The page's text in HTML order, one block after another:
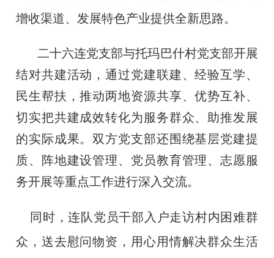
增收渠道、发展特色产业提供全新思路。
二十六连党支部与托玛巴什村党支部开展
结对共建活动，通过党建联建、经验互学、
民生帮扶，推动两地资源共享、优势互补、
切实把共建成效转化为服务群众、助推发展
的实际成果。双方党支部还围绕基层党建提
质、阵地建设管理、党员教育管理、志愿服
务开展等重点工作进行深入交流。
同时，连队党员干部入户走访村内困难群
众，送去慰问物资，用心用情解决群众生活